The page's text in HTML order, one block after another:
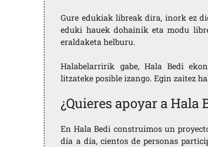
Gure edukiak libreak dira, inork ez
eduki hauek dohainik eta modu
eraldaketa helburu.
Halabelarririk gabe, Hala Bedi
litzateke posible izango. Egin zaitez
¿Quieres apoyar a Hala
En Hala Bedi construimos un
día a día, cientos de personas